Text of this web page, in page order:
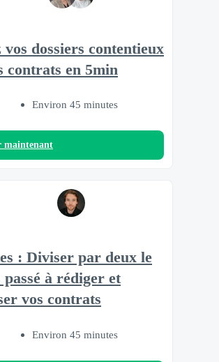
vos dossiers contentieux
contrats en 5min
Environ 45 minutes
maintenant
: Diviser par deux le
passé à rédiger et
vos contrats
Environ 45 minutes